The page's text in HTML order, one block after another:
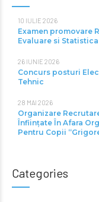
10 IULIE 2026
Examen promovare
Evaluare si
26 IUNIE 2026
Concurs posturi
Tehnic
28 MAI 2026
Organizare
Înființate În Afara
Pentru Copii
Categories